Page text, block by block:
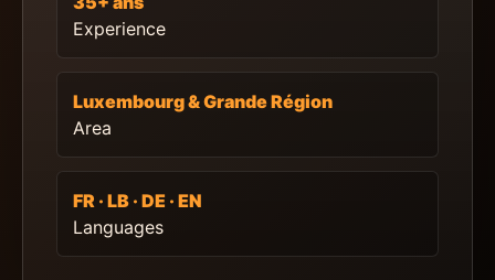
Experience
Luxembourg & Grande Région
Area
FR · LB · DE · EN
Languages